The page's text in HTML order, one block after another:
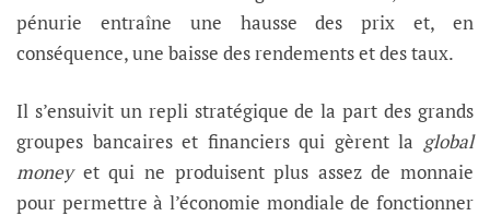
pénurie entraîne une hausse des prix et, en
conséquence, une baisse des rendements et des taux.
Il s’ensuivit un repli stratégique de la part des grands
groupes bancaires et financiers qui gèrent la global
moneyet qui ne produisent plus assez de monnaie
pour permettre à l’économie mondiale de fonctionner